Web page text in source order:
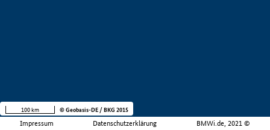
Impressum Datenschutzerklärung BMWi.de, 2021 ©
100 km © Geobasis-DE / BKG 2015